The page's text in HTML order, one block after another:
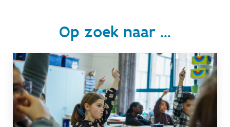
Op zoek naar ...